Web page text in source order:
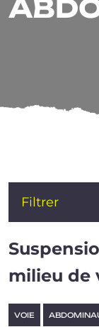
Filtrer
milieu de
VOIE